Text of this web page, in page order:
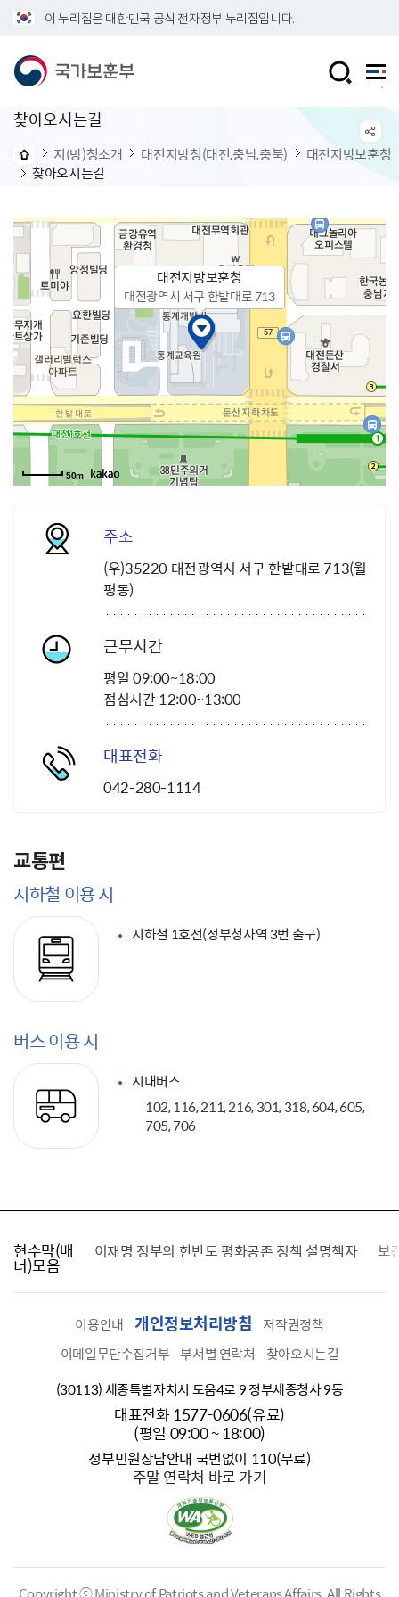
이 누리집은 대한민국 공식 전자정부 누리집입니다.
찾아오시는길
지(방)청소개 대전지방청(대전,충남,충북)
대전지방보훈청
찾아오시는길
대전지방보훈청
대전광역시 서구 한밭대로 713
50m
주소
(우)35220 대전광역시 서구 한밭대로 713(월
평동)
근무시간
평일 09:00~18:00
점심시간 12:00~13:00
대표전화
042-280-1114
교통편
지하철 이용 시
지하철 1호선(정부청사역 3번 출구)
버스 이용 시
시내버스
102, 116, 211, 216, 301, 318, 604, 605,
705, 706
현수막(배
너)모음
찾습니다 이재명 정부의 한반도 평화공존 정책 설명책자 보
이용안내 개인정보처리방침
저작권정책
이메일무단수집거부 부서별 연락처
찾아오시는길
(30113) 세종특별자치시 도움4로 9 정부세종청사 9동
대표전화 1577-0606(유료)
(평일 09:00 ~ 18:00)
정부민원상담안내 국번없이 110(무료)
주말 연락처 바로 가기